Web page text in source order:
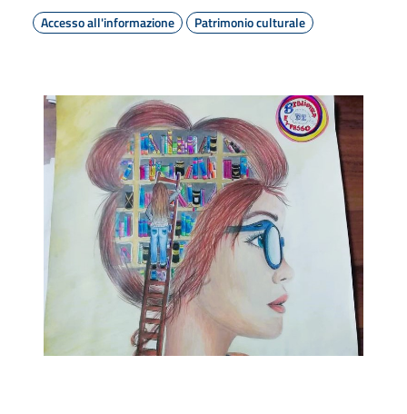
Accesso all'informazione
Patrimonio culturale